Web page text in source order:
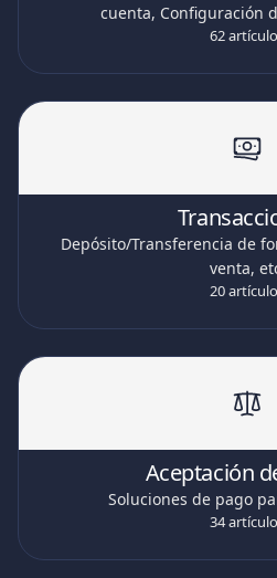
cuenta, Configuración
62
Depósito/Transferencia de
venta,
20
Aceptación
Soluciones de pago
34